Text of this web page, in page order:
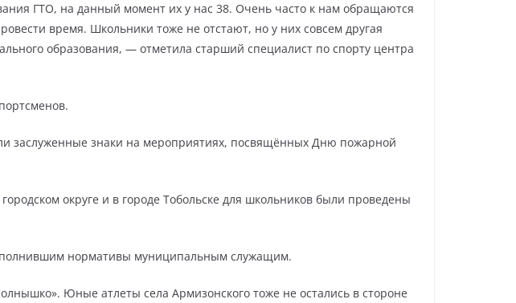
ГТО, на данный момент их у нас 38. Очень часто к нам обращаются
время. Школьники тоже не отстают, но у них совсем другая
образования, — отметила старший специалист по спорту центра
заслуженные знаки на мероприятиях, посвящённых Дню пожарной
округе и в городе Тобольске для школьников были проведены
нормативы муниципальным служащим.
Юные атлеты села Армизонского тоже не остались в стороне